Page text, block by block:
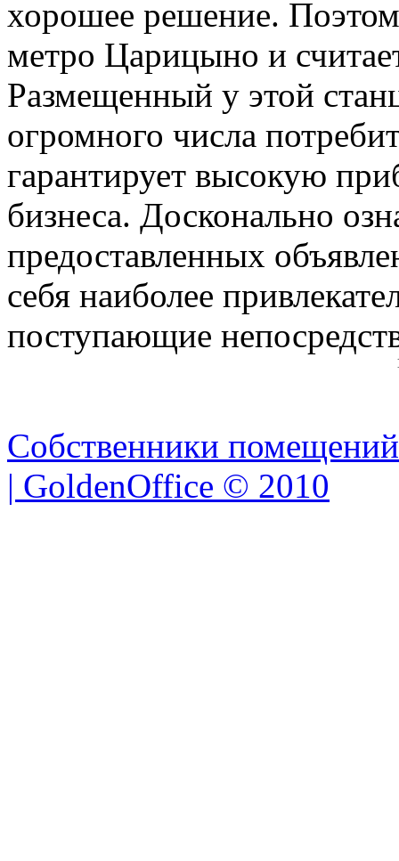
хорошее решение.
метро Царицыно и
Размещенный у этой
огромного числа
гарантирует высокую
бизнеса. Досконально
предоставленных
себя наиболее
поступающие
Собственники
| GoldenOffice © 2010